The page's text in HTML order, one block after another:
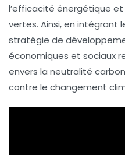
l’efficacité énergétique
vertes. Ainsi, en intégrant
stratégie de
économiques et sociaux
envers la neutralité
contre le changement